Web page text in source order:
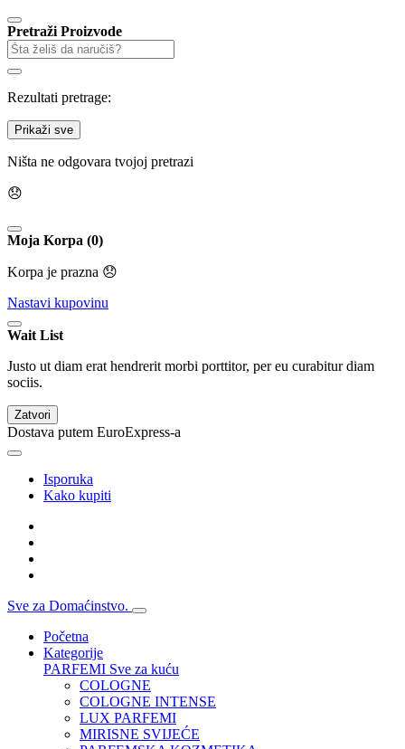
Pretraži Proizvode
Rezultati pretrage:
Prikaži sve
Ništa ne odgovara tvojoj pretrazi
😞
Moja Korpa (0)
Korpa je prazna 😞
Nastavi kupovinu
Wait List
Justo ut diam erat hendrerit morbi porttitor, per eu curabitur diam
sociis.
Zatvori
Dostava putem EuroExpress-a
Isporuka
Kako kupiti
Sve za Domaćinstvo.
Početna
Kategorije
PARFEMI Sve za kuću
COLOGNE
COLOGNE INTENSE
LUX PARFEMI
MIRISNE SVIJEĆE